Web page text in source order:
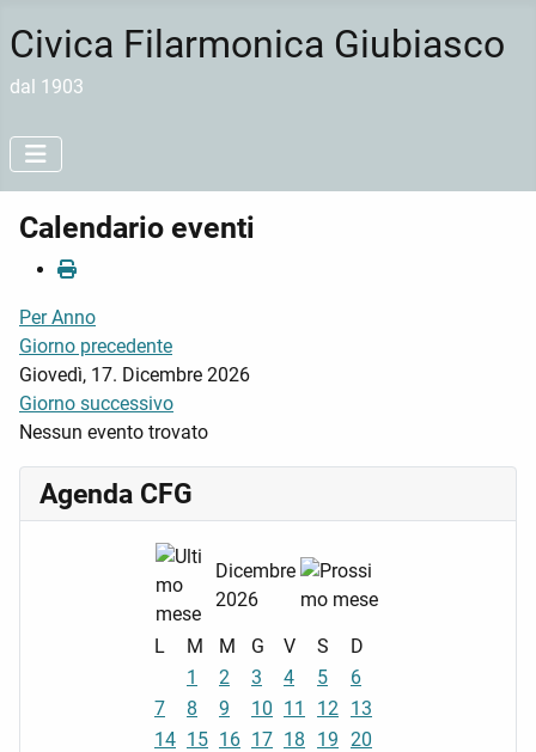
Civica Filarmonica Giubiasco
dal 1903
Calendario eventi
Per Anno
Giorno precedente
Giovedì, 17. Dicembre 2026
Giorno successivo
Nessun evento trovato
Agenda CFG
Dicembre
2026
L M M G V S
D
1
2 3 4 5
6
7
8 9 10 11 12 13
14 15 16 17 18 19 20